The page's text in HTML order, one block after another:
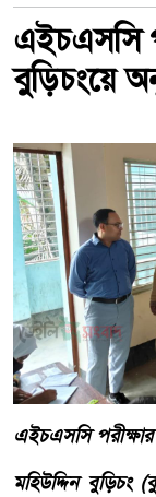
এইচএসসি
বুড়িচংয়ে
এইচএসসি পরীক্ষার
মহিউদ্দিন বুড়িচং